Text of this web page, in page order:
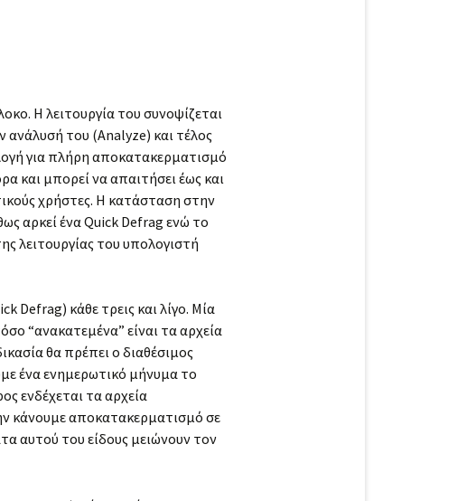
Η λειτουργία του συνοψίζεται
ανάλυσή του (Analyze) και τέλος
για πλήρη αποκατακερματισμό
και μπορεί να απαιτήσει έως και
χρήστες. Η κατάσταση στην
αρκεί ένα Quick Defrag ενώ το
λειτουργίας του υπολογιστή
Defrag) κάθε τρεις και λίγο. Μία
“ανακατεμένα” είναι τα αρχεία
θα πρέπει ο διαθέσιμος
ένα ενημερωτικό μήνυμα το
ενδέχεται τα αρχεία
κάνουμε αποκατακερματισμό σε
αυτού του είδους μειώνουν τον